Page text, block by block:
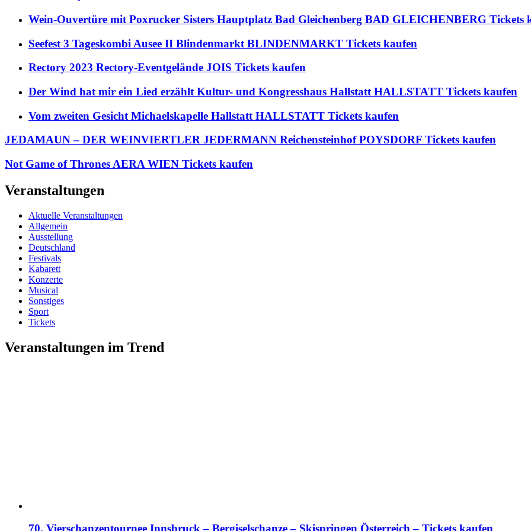
Wein-Ouvertüre mit Poxrucker Sisters Hauptplatz Bad Gleichenberg BAD GLEICHENBERG Tickets
Seefest 3 Tageskombi Ausee II Blindenmarkt BLINDENMARKT Tickets kaufen
Rectory 2023 Rectory-Eventgelände JOIS Tickets kaufen
Der Wind hat mir ein Lied erzählt Kultur- und Kongresshaus Hallstatt HALLSTATT Tickets kaufen
Vom zweiten Gesicht Michaelskapelle Hallstatt HALLSTATT Tickets kaufen
JEDAMAUN – DER WEINVIERTLER JEDERMANN Reichensteinhof POYSDORF Tickets kaufen
Not Game of Thrones AERA WIEN Tickets kaufen
Veranstaltungen
Aktuelle Veranstaltungen
Allgemein
Ausstellung
Deutschland
Festivals
Kabarett
Konzerte
Musical
Sonstiges
Sport
Tickets
Veranstaltungen im Trend